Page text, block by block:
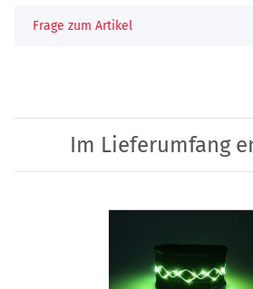
Frage zum Artikel
Im Lieferumfang